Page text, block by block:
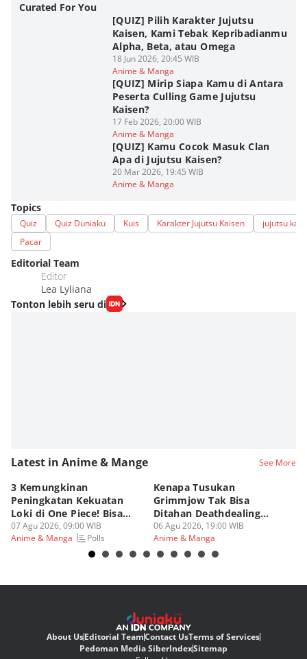
Curated For You
[QUIZ] Pilih Karakter Jujutsu
Kaisen, Kami Tebak Kepribadianmu
Alpha, Beta, atau Omega
18 Jun 2026, 20:45 WIB
Anime & Manga
[QUIZ] Mirip Siapa Kamu di Antara
Peserta Culling Game Jujutsu
Kaisen?
17 Feb 2026, 20:00 WIB
Anime & Manga
[QUIZ] Kamu Cocok Masuk Clan
Apa di Jujutsu Kaisen?
20 Mar 2026, 19:45 WIB
Anime & Manga
Topics
Quiz Quiz Duniaku Kuis Karakter Jujutsu Kaisen
jujutsu
Pacar
Editorial Team
Editor
Lea Lyliana
Tonton lebih seru di
Latest in Anime & Mange See More
3 Kemungkinan
Peningkatan Kekuatan
Loki di One Piece! Bisa
Lebih OP?
07 Agu 2026, 09:00 WIB
Anime & Manga
Polls
Kenapa Tusukan
Grimmjow Tak Bisa
Ditahan Deathdealing
Askin Bleach?
06 Agu 2026, 19:00 WIB
Anime & Manga
About UsEditorial TeamContact UsTerms of Services
Pedoman Media SiberIndexSitemap